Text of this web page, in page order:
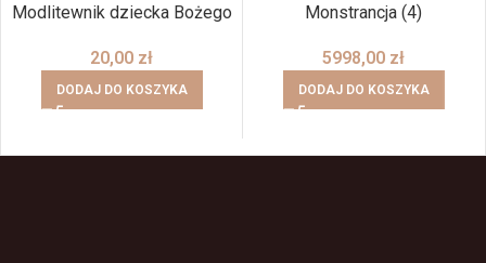
Modlitewnik dziecka Bożego
20,00 zł
DODAJ DO KOSZYKA
Monstrancja (4)
5998,00 zł
DODAJ DO KOSZYKA